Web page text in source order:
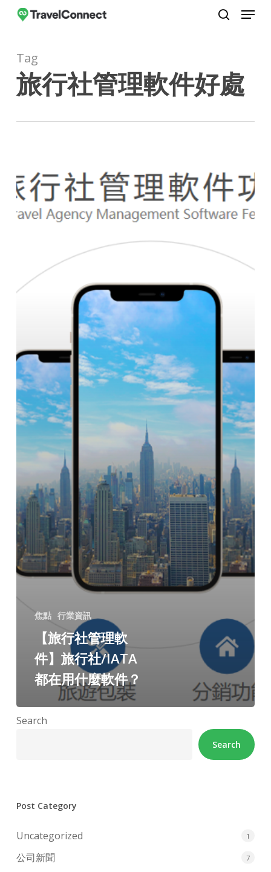
Skip
content
Menu
Tag
旅行社管理軟件好處
焦點 行業資訊
【旅行社管理軟
件】旅行社/IATA
都在用什麼軟件？
Search
Search
Post Category
Uncategorized 1
公司新聞 7